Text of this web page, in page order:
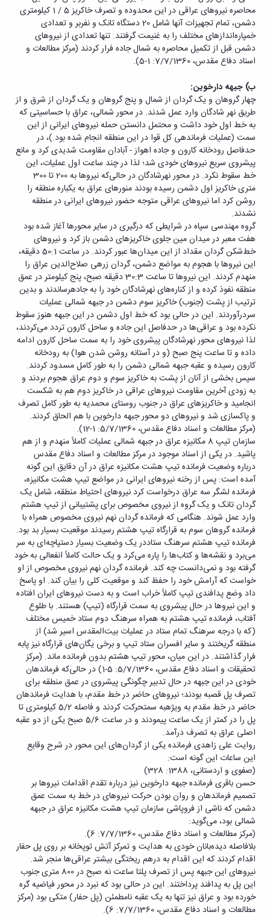
محاصره نیروهای عراقی در این محدوده و تصرف خاکریز 5 / 1 کیلومتری
دشمن، تمام تجهیزات آنها شامل 20 دستگاه تانک و نفربر و تعدادی
خمپاره‌اندازهای مختلف را به غنیمت گرفتند. تنها تعدادی از نیروهای
دشمن قبل از تکمیل محاصره به شمال جاده فرار کردند (مرکز مطالعات و
اسناد دفاع مقدس، 7/7/1360: 1-5).
ب) جبهه دارخوین:
چهار گروهان و یک گردان از شمال و پنج گروهان و یک گردان از شرق و از
طریق نهر شادگان وارد عمل شدند. در محور شمالی، عراق با حساسیتی که
به خط اول خود داشت و محتمل دانستن حمله نیروهای ایرانی از این
سمت (عملیات فرماندهی کل قوا در این منطقه انجام شده بود.)، در
حدفاصل رودخانه کارون و جاده اهواز - آبادان مقاومت شدیدی کرد و مانع
پیشروی سریع نیروهای خودی شد؛ لذا در چند ساعت اول عملیات، این
خط سقوط نکرد. در محور نهرشادگان در حالی‌که نیروها به 200 تا 300
متری خاکریز اول دشمن رسیده بودند منورهای عراق به یکباره منطقه را
روشن کرد اما نیروهای عراقی متوجه حضور نیروهای ایرانی در منطقه
نشدند.
گروه مهندسی سپاه در شرایطی که درگیری در سایر محورها آغاز شده بود
هفت معبر در میدان مین جلوی خاکریزهای دشمن باز کرد و نیروهای
خط‌شکن گردان مقداد از این میدان‌ها عبور کردند. در ساعت 50:1 دقیقه،
این نیروها با هجوم به مواضع دشمن، گردان زرهی صلاح‌الدین عراق را
منهدم کردند. این نیروها تا ساعت 30:3 دقیقه صبح، پنج کیلومتر در عمق
منطقه نفوذ کرده و از کناره‌های نهرشادگان خود را به جادهرساندند و بدین
ترتیب از پشت (جنوب) خاکریز سوم دشمن در جبهه شمالی عملیات
سردرآوردند. این در حالی بود که خط اول دشمن در این جبهه هنوز سقوط
نکرده بود و عراقی‌ها در حدفاصل این جاده و ساحل کارون تردد می‌کردند،
لذا نیروهای محور نهرشادگان پیشروی خود را به سمت ساحل کارون ادامه
داده و تا ساعت پنج صبح (و در آستانه روشن شدن هوا) به رودخانه
کارون رسیده و عقبه جبهه شمالی دشمن را به طور کامل مسدود کردند.
سپس بخشی از آنان از پشت به خاکریز سوم و دوم عراق هجوم بردند و
به زودی آخرین مقاومت‌ نیروهای عراقی در خاکریز دوم هم به شکست
انجامید و خاکریزهای عراق در جنوب روستای محمدیه به طور کامل تصرف
و پاکسازی شد و نیروهای دو محور جبهه دارخوین با هم الحاق کردند.
(مرکز مطالعات و اسناد دفاع مقدس، 5/7/1360: 1-12).
سازمان تیپ 8 مکانیزه عراق در جبهه شمالی عملیات کاملاً منهدم و از هم
پاشید. در یکی از اسناد موجود در مرکز مطالعات و اسناد دفاع مقدس
درباره وضعیت فرمانده تیپ هشت مکانیزه عراق در آن دقایق این گونه
آمده است: پس از رخنه نیروهای ایرانی در مواضع تیپ هشت مکانیزه،
فرمانده لشگر سه عراق درخواست کرد نیروهای احتیاط منطقه، شامل یک
گردان تانک و یک گروه از نیروی مخصوص برای پشتیبانی از تیپ هشتم
وارد عمل شوند. هنگامی که فرمانده گردان نهم نیروی مخصوص همراه با
فرمانده گروهان سوم به قرارگاه تیپ هشتم رسیدند موقعیت بسیار بد بود.
فرمانده تیپ هشتم سرهنگ ستاددر یک وضعیت بسیار دستپاچه‌ای به سر
می‌برد و نقشه‌ها و کتاب‌ها را پاره می‌کرد و یک حالت کاملاً انفعالی به خود
گرفته بود و نمی‌دانست چه کند. فرمانده گردان نهم نیروی مخصوص از او
خواست که آرامش خود را حفظ کند و موقعیت کلی را بیان کند. او پاسخ
داد وضع پدافندی تیپ کاملاً خراب است و به دست نیروهای ایران افتاده
و این نیروها در حال پیشروی به سمت قرارگاه (تیپ) هستند. با طلوع
آفتاب، فرمانده تیپ هشتم به همراه سرهنگ دوم ستاد خمیس مختلف
(که با درجه سرهنگ تمام ستاد در عملیات بیت‌المقدس اسیر شد) از
منطقه گریختند و سایر افسران ستاد تیپ و برخی یگان‌های قرارگاه نیز پابه
فرار گذاشتند. در این میان، محور تیپ هشتم بدون فرمانده ماند. (مرکز
تحقیقات و اسناد دفاع مقدس، 5/7/1360: 5-1) در حالی‌که فرماندهان
خودی در این جبهه در حال تدبیر چگونگی پیشروی در عمق منطقه برای
تصرف پل قصبه بودند؛ نیروهای حاضر در خط مقدم، با هدایت فرماندهان
حاضر در خط مقدم به ویژهبه سمتحرکت کردند و فاصله 5/2 کیلومتری تا
پل را در کمتر از یک ساعت پیمودند و در ساعت 5/6 صبح یکی از دو عقبه
اصلی عراق به تصرف درآمد.
روایت علی زاهدی فرمانده یکی از گردان‌های این محور در شرح وقایع
این ساعات این گونه است:
(صفوی و اردستانی، 1388: 328)
حسن باقری فرمانده جبهه دارخوین نیز درباره تقدم اقدامات نیروها بر
تصمیم فرماندهان و روان بودن حرکت نیروهای در خط به سمت عمق
دشمن که ناشی از فروپاشی سازمان تیپ هشت مکانیزه عراق در جبهه
شمالی بود، می‌گوید:
(مرکز مطالعات و اسناد دفاع مقدس، 7/7/1360: 6).
بلافاصله دیده‌بانان خودی به هدایت و تمرکز آتش توپخانه بر روی پل حفار
اقدام کردند که این اقدام به درهم ریختگی بیشتر عراقی‌ها منجر شد.
نیروهای این جبهه پس از تصرف پلتا ساعت نه صبح در 800 متری جنوب
این پل به پدافند پرداختند. این در حالی بود که نبرد در محور فیاضیه گره
خورده بود و عراق نیز تنها به یک عقبه نامطمئن (پل حفار) متکی بود (مرکز
مطالعات و اسناد دفاع مقدس، 7/7/1360: 6).